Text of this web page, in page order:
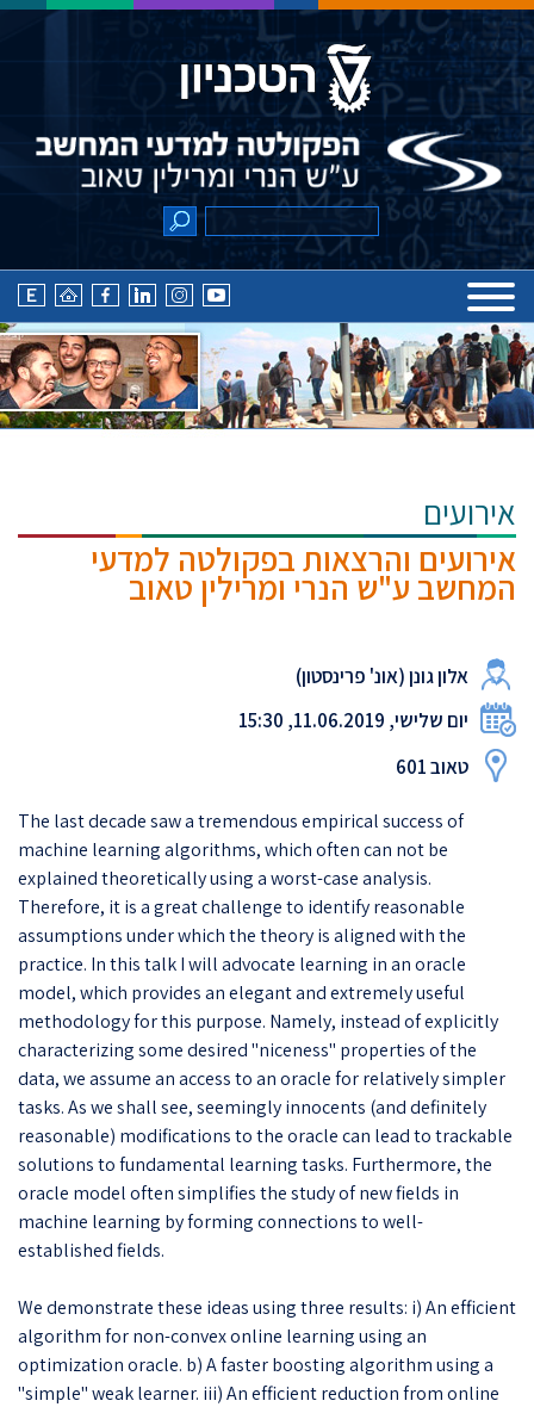
אירועים
אירועים והרצאות בפקולטה למדעי
המחשב ע"ש הנרי ומרילין טאוב
אלון גונן (אונ' פרינסטון)
יום שלישי, 11.06.2019, 15:30
טאוב 601
The last decade saw a tremendous empirical success of
machine learning algorithms, which often can not be
explained theoretically using a worst-case analysis.
Therefore, it is a great challenge to identify reasonable
assumptions under which the theory is aligned with the
practice. In this talk I will advocate learning in an oracle
model, which provides an elegant and extremely useful
methodology for this purpose. Namely, instead of explicitly
characterizing some desired "niceness" properties of the
data, we assume an access to an oracle for relatively simpler
tasks. As we shall see, seemingly innocents (and definitely
reasonable) modifications to the oracle can lead to trackable
solutions to fundamental learning tasks. Furthermore, the
oracle model often simplifies the study of new fields in
machine learning by forming connections to well-
established fields.
We demonstrate these ideas using three results: i) An efficient
algorithm for non-convex online learning using an
optimization oracle. b) A faster boosting algorithm using a
"simple" weak learner. iii) An efficient reduction from online